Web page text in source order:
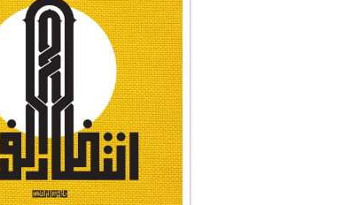
#نداء_الأنبياء
#شجرة_النبوة
#وأنا_على_دين_محم...
#بأمانة_موسى_بن_ج...